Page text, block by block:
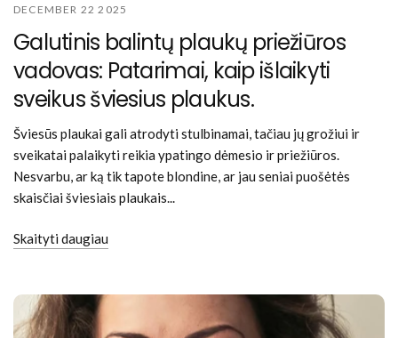
DECEMBER 22 2025
Galutinis balintų plaukų priežiūros
vadovas: Patarimai, kaip išlaikyti
sveikus šviesius plaukus.
Šviesūs plaukai gali atrodyti stulbinamai, tačiau jų grožiui ir
sveikatai palaikyti reikia ypatingo dėmesio ir priežiūros.
Nesvarbu, ar ką tik tapote blondine, ar jau seniai puošėtės
skaisčiai šviesiais plaukais...
Skaityti daugiau